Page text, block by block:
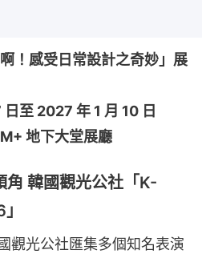
！感受日常設計之奇妙」展
至 2027 年 1 月 10 日
地下大堂展廳
角 韓國觀光公社「K-
觀光公社匯集多個知名表演